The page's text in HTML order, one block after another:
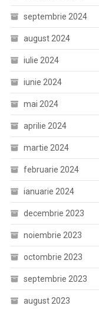
septembrie 2024
august 2024
iulie 2024
iunie 2024
mai 2024
aprilie 2024
martie 2024
februarie 2024
ianuarie 2024
decembrie 2023
noiembrie 2023
octombrie 2023
septembrie 2023
august 2023